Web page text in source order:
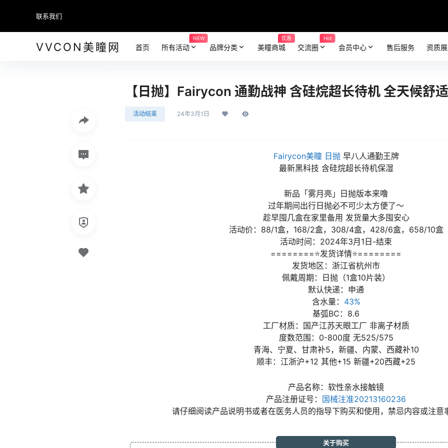
联系我们
VVCON美瞳网 首页 所有活动
NEW
品牌分类 美瞳商城
优惠
交流圈
Hot
会员中心 售后服务 资质
【日抛】Fairycon 通勤战神 含硅烷超长待机 全天候舒
活动结束 24年3月1日
Fairycon美瞳 日抛早八人通勤王牌
最新黑科技 含硅烷超长待机保湿
新品「雾月亮」日抛版本来噜
过年期间出行日抛必不可少太方便了～
趁早囤几盒在家里备用 发货量大多囤安心
活动价：88/1盒，168/2盒，308/4盒，428/6盒，658/10盒
活动时间：2024年3月1日-结束
========⭐发货详情⭐========
发货地区：浙江省杭州市
佩戴周期：日抛（1盒10片装）
默认快递：申通
含水量： 43%
基弧BC：8.6
工厂材质：国产江苏天眼工厂 非离子材质
度数范围：0-800度 无525/575
青海、宁夏、甘肃补5，新疆、内蒙、西藏补10
顺丰：江浙沪+12 其他+15 新疆+20西藏+25
产品名称：软性亲水接触镜
产品注册证号： 国械注准20213160236
请仔细阅读产品说明书或者在医务人员的指导下购买和使用，禁忌内容或注意
关于购买